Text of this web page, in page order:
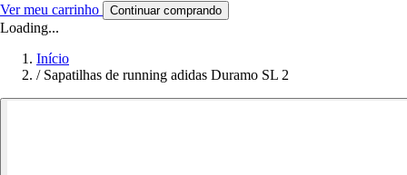
Ver meu carrinho Continuar comprando
Loading...
Início
/ Sapatilhas de running adidas Duramo SL 2